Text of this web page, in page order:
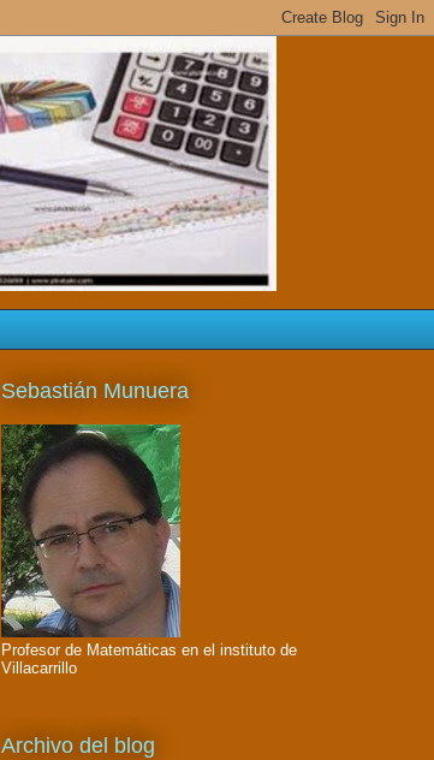
Sebastián Munuera
Profesor de Matemáticas en el instituto de
Villacarrillo
Archivo del blog